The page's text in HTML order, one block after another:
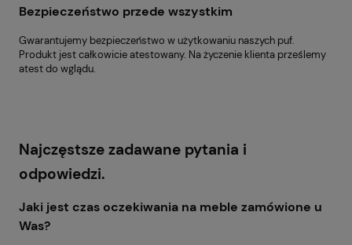
Bezpieczeństwo przede wszystkim
Gwarantujemy bezpieczeństwo w użytkowaniu naszych puf.
Produkt jest całkowicie atestowany. Na życzenie klienta prześlemy
atest do wglądu.
Najczęstsze zadawane pytania i
odpowiedzi.
Jaki jest czas oczekiwania na meble zamówione u
Was?